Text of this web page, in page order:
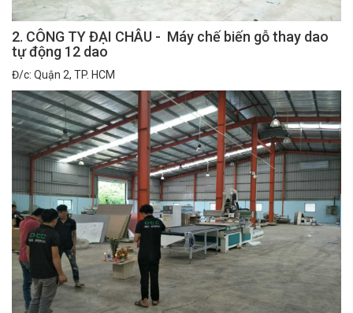
2. CÔNG TY ĐẠI CHÂU - Máy chế biến gỗ thay dao
tự động 12 dao
Đ/c: Quận 2, TP. HCM